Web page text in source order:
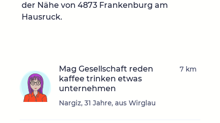
der Nähe von 4873 Frankenburg am
Hausruck.
Mag Gesellschaft reden
kaffee trinken etwas
unternehmen
Nargiz, 31 Jahre, aus Wirglau
7 km